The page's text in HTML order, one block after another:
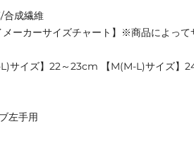
合成繊維
メーカーサイズチャート】※商品によっ
L)サイズ】22～23cm 【M(M-L)サイズ】
左手用